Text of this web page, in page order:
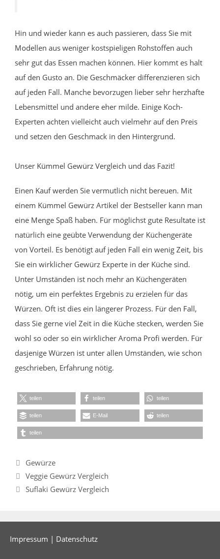
Hin und wieder kann es auch passieren, dass Sie mit
Modellen aus weniger kostspieligen Rohstoffen auch
sehr gut das Essen machen können. Hier kommt es halt
auf den Gusto an. Die Geschmäcker differenzieren sich
auf jeden Fall. Manche bevorzugen lieber sehr herzhafte
Lebensmittel und andere eher milde. Einige Koch-
Experten achten vielleicht auch vielmehr auf den Preis
und setzen den Geschmack in den Hintergrund.
Unser Kümmel Gewürz Vergleich und das Fazit!
Einen Kauf werden Sie vermutlich nicht bereuen. Mit
einem Kümmel Gewürz Artikel der Bestseller kann man
eine Menge Spaß haben. Für möglichst gute Resultate ist
natürlich eine geübte Verwendung der Küchengeräte
von Vorteil. Es benötigt auf jeden Fall ein wenig Zeit, bis
Sie ein wirklicher Gewürz Experte in der Küche sind.
Unter Umständen ist noch mehr an Küchengeräten
nötig, um ein perfektes Ergebnis zu erzielen für das
Würzen. Oft ist dies ein längerer Prozess. Für den Fall,
dass Sie gerne viel Zeit in die Küche stecken, werden Sie
wohl so oder so ein wirklicher Aroma Profi werden. Für
dasjenige Würzen ist unter allen Umständen, wie schon
geschrieben, Erfahrung nötig.
teilen teilen teilen
teilen E-Mail teilen
teilen
Kategorien
Gewürze
Veggie Gewürz Vergleich
Suflaki Gewürz Vergleich
Impressum | Datenschutz